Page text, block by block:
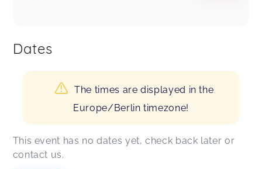
Dates
The times are displayed in the
Europe/Berlin timezone!
This event has no dates yet, check back later or
contact us.